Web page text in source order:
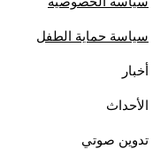
سياسة حماية الطفل
أخبار
الأحداث
تدوين صوتي